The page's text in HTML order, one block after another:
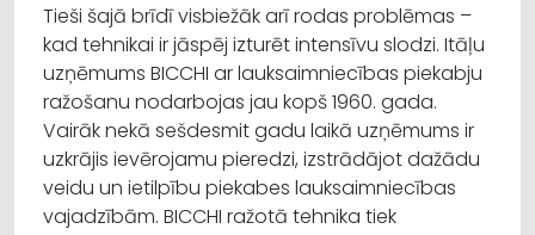
Tieši šajā brīdī visbiežāk arī rodas problēmas –
kad tehnikai ir jāspēj izturēt intensīvu slodzi. Itāļu
uzņēmums BICCHI ar lauksaimniecības piekabju
ražošanu nodarbojas jau kopš 1960. gada.
Vairāk nekā sešdesmit gadu laikā uzņēmums ir
uzkrājis ievērojamu pieredzi, izstrādājot dažādu
veidu un ietilpību piekabes lauksaimniecības
vajadzībām. BICCHI ražotā tehnika tiek